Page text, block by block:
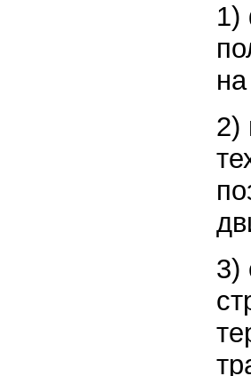
1)
2)
3)